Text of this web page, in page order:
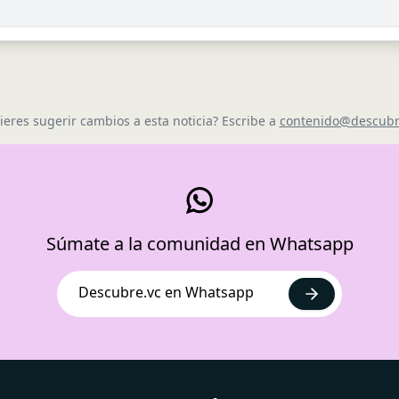
sugerir cambios a esta noticia? Escribe a
Súmate a la comunidad en Whatsapp
Descubre.vc en Whatsapp